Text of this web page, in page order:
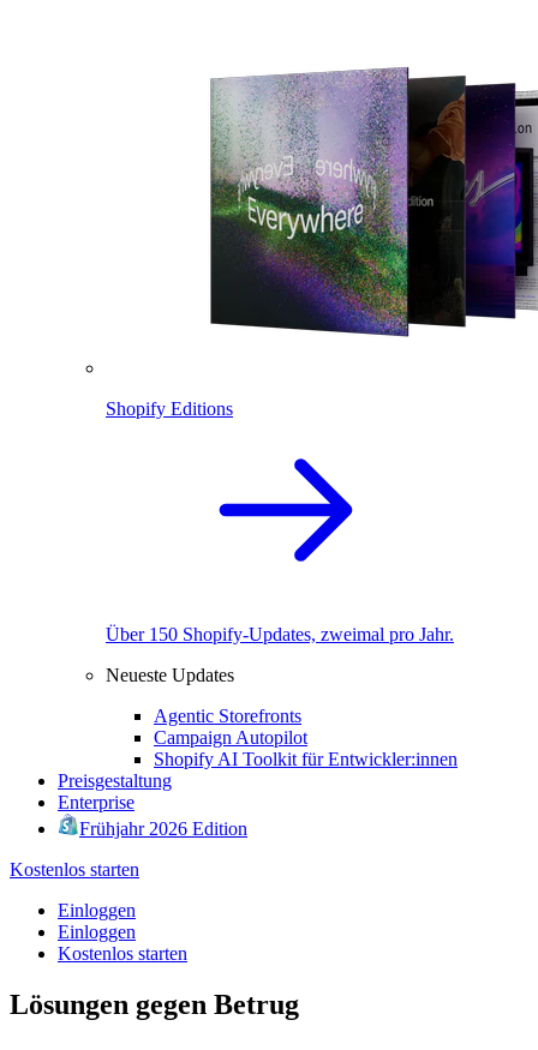
Shopify Editions
Über 150 Shopify-Updates, zweimal pro Jahr.
Neueste Updates
Agentic Storefronts
Campaign Autopilot
Shopify AI Toolkit für Entwickler:innen
Preisgestaltung
Enterprise
Frühjahr 2026 Edition
Kostenlos starten
Einloggen
Einloggen
Kostenlos starten
Lösungen gegen Betrug